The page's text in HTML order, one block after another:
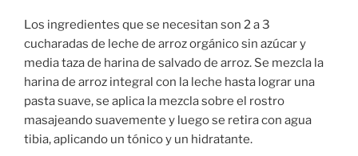
Los ingredientes que se necesitan son 2 a 3
cucharadas de leche de arroz orgánico sin azúcar y
media taza de harina de salvado de arroz. Se mezcla la
harina de arroz integral con la leche hasta lograr una
pasta suave, se aplica la mezcla sobre el rostro
masajeando suavemente y luego se retira con agua
tibia, aplicando un tónico y un hidratante.